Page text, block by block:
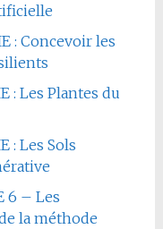
: Concevoir les
: Les Plantes du
: Les Sols
6 – Les
la méthode